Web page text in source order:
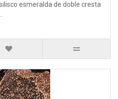
esmeralda de doble cresta